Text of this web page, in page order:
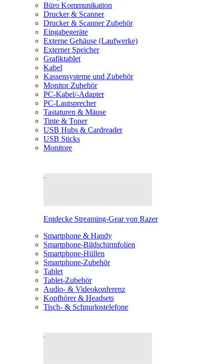
Büro Kommunikation
Drucker & Scanner
Drucker & Scanner Zubehör
Eingabegeräte
Externe Gehäuse (Laufwerke)
Externer Speicher
Grafiktablet
Kabel
Kassensysteme und Zubehör
Monitor Zubehör
PC-Kabel/-Adapter
PC-Lautsprecher
Tastaturen & Mäuse
Tinte & Toner
USB Hubs & Cardreader
USB Sticks
Monitore
Entdecke Streaming-Gear von Razer
Smartphone & Handy
Smartphone-Bildschirmfolien
Smartphone-Hüllen
Smartphone-Zubehör
Tablet
Tablet-Zubehör
Audio- & Videokonferenz
Kopfhörer & Headsets
Tisch- & Schnurlostelefone